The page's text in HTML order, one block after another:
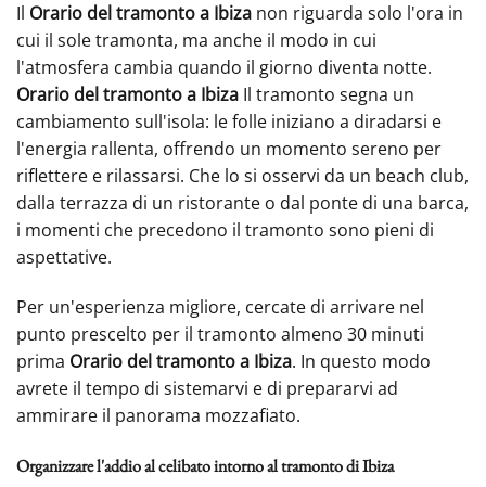
Il Orario del tramonto a Ibiza non riguarda solo l'ora in
cui il sole tramonta, ma anche il modo in cui
l'atmosfera cambia quando il giorno diventa notte.
Orario del tramonto a Ibiza Il tramonto segna un
cambiamento sull'isola: le folle iniziano a diradarsi e
l'energia rallenta, offrendo un momento sereno per
riflettere e rilassarsi. Che lo si osservi da un beach club,
dalla terrazza di un ristorante o dal ponte di una barca,
i momenti che precedono il tramonto sono pieni di
aspettative.
Per un'esperienza migliore, cercate di arrivare nel
punto prescelto per il tramonto almeno 30 minuti
prima Orario del tramonto a Ibiza. In questo modo
avrete il tempo di sistemarvi e di prepararvi ad
ammirare il panorama mozzafiato.
Organizzare l'addio al celibato intorno al tramonto di Ibiza